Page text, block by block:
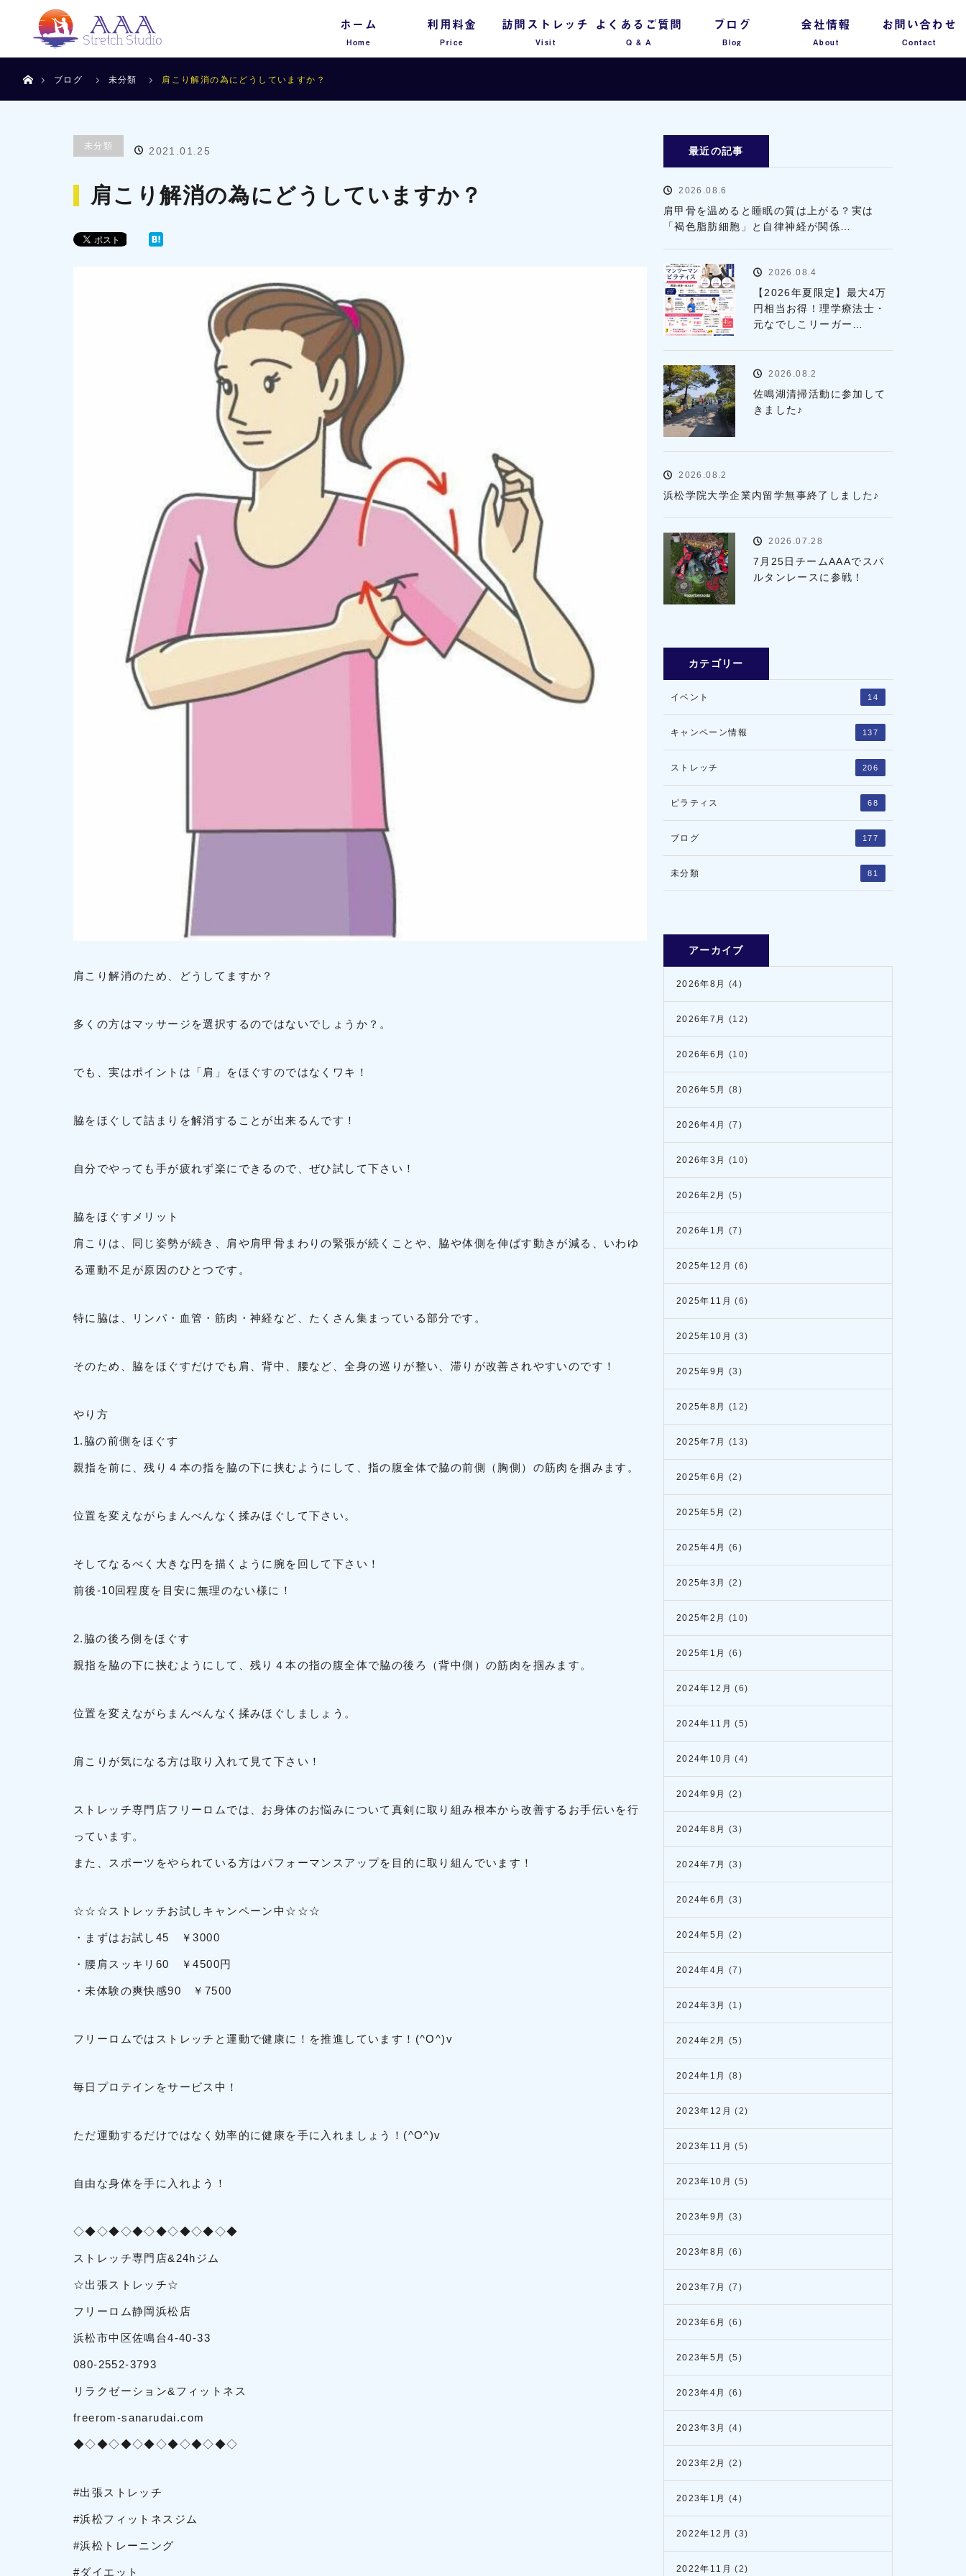
ホーム
Home
利用料金
Price
訪問ストレッチ
Visit
よくあるご質問
Q & A
ブログ
Blog
会社情報
About
お問い合わせ
Contact
ブログ
未分類 肩こり解消の為にどうしていますか？
未分類 2021.01.25
肩こり解消の為にどうしていますか？
肩こり解消のため、どうしてますか？
多くの方はマッサージを選択するのではないでしょうか？。
でも、実はポイントは「肩」をほぐすのではなくワキ！
脇をほぐして詰まりを解消することが出来るんです！
自分でやっても手が疲れず楽にできるので、ぜひ試して下さい！
脇をほぐすメリット
肩こりは、同じ姿勢が続き、肩や肩甲骨まわりの緊張が続くことや、脇や体側を伸ばす動きが減る、いわゆ
る運動不足が原因のひとつです。
特に脇は、リンパ・血管・筋肉・神経など、たくさん集まっている部分です。
そのため、脇をほぐすだけでも肩、背中、腰など、全身の巡りが整い、滞りが改善されやすいのです！
やり方
1.脇の前側をほぐす
親指を前に、残り４本の指を脇の下に挟むようにして、指の腹全体で脇の前側（胸側）の筋肉を掴みます。
位置を変えながらまんべんなく揉みほぐして下さい。
そしてなるべく大きな円を描くように腕を回して下さい！
前後-10回程度を目安に無理のない様に！
2.脇の後ろ側をほぐす
親指を脇の下に挟むようにして、残り４本の指の腹全体で脇の後ろ（背中側）の筋肉を掴みます。
位置を変えながらまんべんなく揉みほぐしましょう。
肩こりが気になる方は取り入れて見て下さい！
ストレッチ専門店フリーロムでは、お身体のお悩みについて真剣に取り組み根本から改善するお手伝いを行
っています。
また、スポーツをやられている方はパフォーマンスアップを目的に取り組んでいます！
☆☆☆ストレッチお試しキャンペーン中☆☆☆
・まずはお試し45 ￥3000
・腰肩スッキリ60 ￥4500円
・未体験の爽快感90 ￥7500
フリーロムではストレッチと運動で健康に！を推進しています！(^O^)v
毎日プロテインをサービス中！
ただ運動するだけではなく効率的に健康を手に入れましょう！(^O^)v
自由な身体を手に入れよう！
◇◆◇◆◇◆◇◆◇◆◇◆◇◆
ストレッチ専門店&24hジム
☆出張ストレッチ☆
フリーロム静岡浜松店
浜松市中区佐鳴台4-40-33
080-2552-3793
リラクゼーション&フィットネス
freerom-sanarudai.com
◆◇◆◇◆◇◆◇◆◇◆◇◆◇
#出張ストレッチ
#浜松フィットネスジム
#浜松トレーニング
#ダイエット
最近の記事
2026.08.6
肩甲骨を温めると睡眠の質は上がる？実は
「褐色脂肪細胞」と自律神経が関係…
2026.08.4
【2026年夏限定】最大4万
円相当お得！理学療法士・
元なでしこリーガー…
2026.08.2
佐鳴湖清掃活動に参加して
きました♪
2026.08.2
浜松学院大学企業内留学無事終了しました♪
2026.07.28
7月25日チームAAAでスパ
ルタンレースに参戦！
カテゴリー
イベント 14
キャンペーン情報 137
ストレッチ 206
ピラティス 68
ブログ 177
未分類 81
アーカイブ
2026年8月 (4)
2026年7月 (12)
2026年6月 (10)
2026年5月 (8)
2026年4月 (7)
2026年3月 (10)
2026年2月 (5)
2026年1月 (7)
2025年12月 (6)
2025年11月 (6)
2025年10月 (3)
2025年9月 (3)
2025年8月 (12)
2025年7月 (13)
2025年6月 (2)
2025年5月 (2)
2025年4月 (6)
2025年3月 (2)
2025年2月 (10)
2025年1月 (6)
2024年12月 (6)
2024年11月 (5)
2024年10月 (4)
2024年9月 (2)
2024年8月 (3)
2024年7月 (3)
2024年6月 (3)
2024年5月 (2)
2024年4月 (7)
2024年3月 (1)
2024年2月 (5)
2024年1月 (8)
2023年12月 (2)
2023年11月 (5)
2023年10月 (5)
2023年9月 (3)
2023年8月 (6)
2023年7月 (7)
2023年6月 (6)
2023年5月 (5)
2023年4月 (6)
2023年3月 (4)
2023年2月 (2)
2023年1月 (4)
2022年12月 (3)
2022年11月 (2)